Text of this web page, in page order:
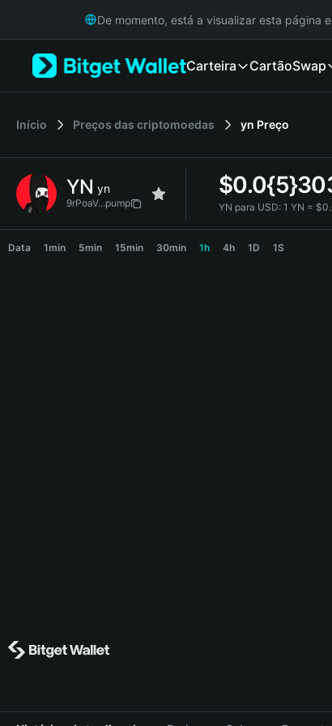
Русский
Italiano
简体中文
繁體中文
Bahasa Indonesia
De momento, está a visualizar esta página
Carteira CartãoSwap
Início Preços das criptomoedas yn Preço
YN yn
9rPoaV...pump
$
YN para USD: 1 YN =
Data 1min 5min 15min 30min 1h 4h 1D 1S